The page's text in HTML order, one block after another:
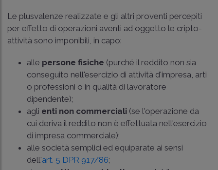
Le plusvalenze realizzate e gli altri proventi percepiti
per effetto di operazioni aventi ad oggetto le cripto-
attività sono imponibili, in capo:
alle persone fisiche (purché il reddito non sia
conseguito nell'esercizio di attività d'impresa, arti
o professioni o in qualità di lavoratore
dipendente);
agli enti non commerciali (se l'operazione da
cui deriva il reddito non è effettuata nell'esercizio
di impresa commerciale);
alle società semplici ed equiparate ai sensi
dell'art. 5 DPR 917/86;